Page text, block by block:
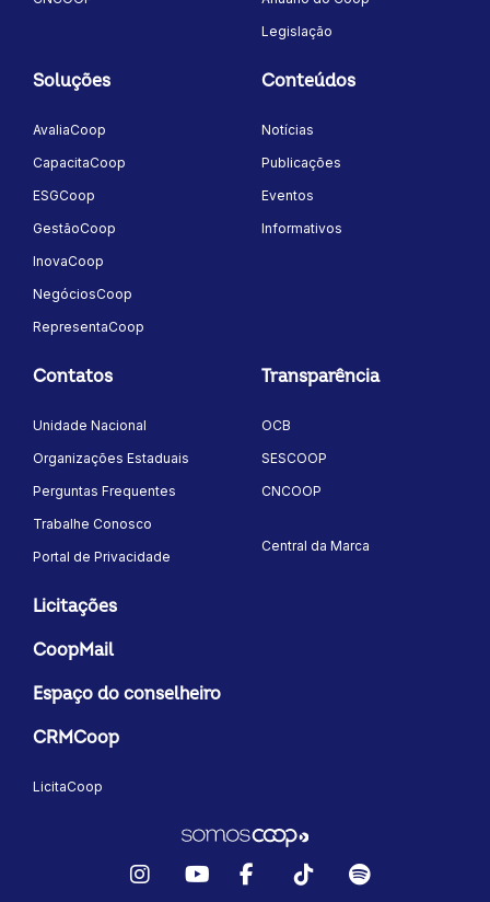
Legislação
Soluções
AvaliaCoop
CapacitaCoop
ESGCoop
GestãoCoop
InovaCoop
NegóciosCoop
RepresentaCoop
Conteúdos
Notícias
Publicações
Eventos
Informativos
Contatos
Unidade Nacional
Organizações Estaduais
Perguntas Frequentes
Trabalhe Conosco
Portal de Privacidade
Transparência
OCB
SESCOOP
CNCOOP
Central da Marca
Licitações
CoopMail
Espaço do conselheiro
CRMCoop
LicitaCoop